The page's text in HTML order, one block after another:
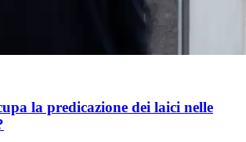
la predicazione dei laici nelle